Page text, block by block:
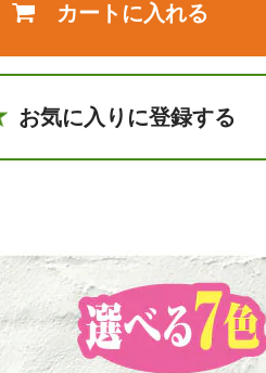
カートに入れる
お気に入りに登録する